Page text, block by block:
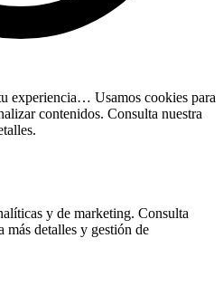
experiencia… Usamos cookies para
contenidos. Consulta nuestra
y de marketing. Consulta
más detalles y gestión de